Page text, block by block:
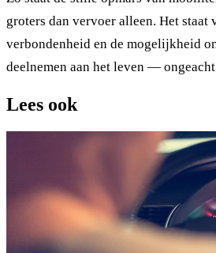
groters dan vervoer alleen. Het staat
verbondenheid en de mogelijkheid
deelnemen aan het leven —
Lees ook